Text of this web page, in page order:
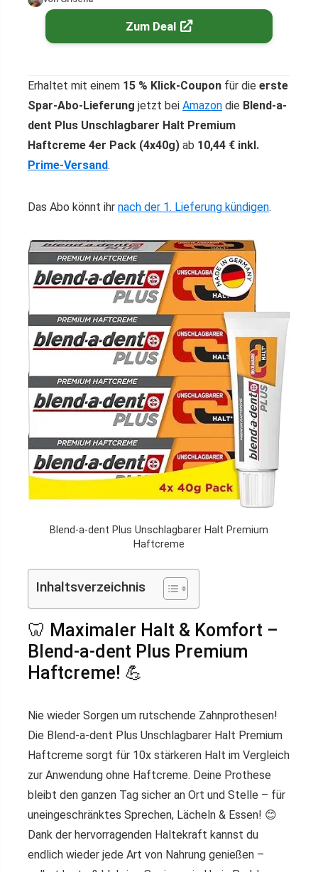
Zum Deal
Erhaltet mit einem 15 % Klick-Coupon für die erste
Spar-Abo-Lieferung jetzt bei Amazon die Blend-a-
dent Plus Unschlagbarer Halt Premium
Haftcreme 4er Pack (4x40g) ab 10,44 € inkl.
Prime-Versand.
Das Abo könnt ihr nach der 1. Lieferung kündigen.
Blend-a-dent Plus Unschlagbarer Halt Premium
Haftcreme
Inhaltsverzeichnis
🦷 Maximaler Halt & Komfort –
Blend-a-dent Plus Premium
Haftcreme! 💪
Nie wieder Sorgen um rutschende Zahnprothesen!
Die Blend-a-dent Plus Unschlagbarer Halt Premium
Haftcreme sorgt für 10x stärkeren Halt im Vergleich
zur Anwendung ohne Haftcreme. Deine Prothese
bleibt den ganzen Tag sicher an Ort und Stelle – für
uneingeschränktes Sprechen, Lächeln & Essen! 😊
Dank der hervorragenden Haltekraft kannst du
endlich wieder jede Art von Nahrung genießen –